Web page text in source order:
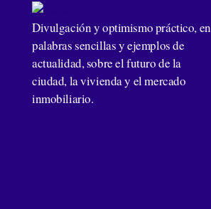
Divulgación y optimismo práctico, en
palabras sencillas y ejemplos de
actualidad, sobre el futuro de la
ciudad, la vivienda y el mercado
inmobiliario.